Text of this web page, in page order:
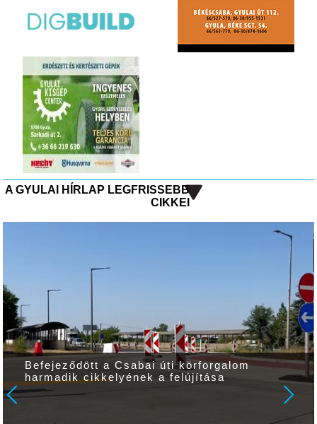
A GYULAI HÍRLAP LEGFRISSEBB
CIKKEI
úti körforgalom
a felújítása
Közüzem: